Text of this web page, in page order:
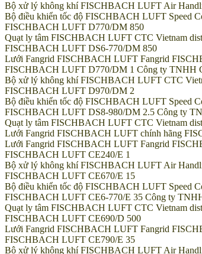
Bộ xử lý không khí FISCHBACH LUFT Air
Bộ điều khiển tốc độ FISCHBACH LUFT Speed
FISCHBACH LUFT D770/DM 850
Quạt ly tâm FISCHBACH LUFT CTC Vietnam
FISCHBACH LUFT DS6-770/DM 850
Lưới Fangrid FISCHBACH LUFT Fangrid
FISCHBACH LUFT D770/DM 1 Công ty TNHH
Bộ xử lý không khí FISCHBACH LUFT CTC
FISCHBACH LUFT D970/DM 2
Bộ điều khiển tốc độ FISCHBACH LUFT Speed
FISCHBACH LUFT DS8-980/DM 2.5 Công ty
Quạt ly tâm FISCHBACH LUFT CTC Vietnam
Lưới Fangrid FISCHBACH LUFT chính hãng
Lưới Fangrid FISCHBACH LUFT Fangrid
FISCHBACH LUFT CE240/E 1
Bộ xử lý không khí FISCHBACH LUFT Air
FISCHBACH LUFT CE670/E 15
Bộ điều khiển tốc độ FISCHBACH LUFT Speed
FISCHBACH LUFT CE6-770/E 35 Công ty
Quạt ly tâm FISCHBACH LUFT CTC Vietnam
FISCHBACH LUFT CE690/D 500
Lưới Fangrid FISCHBACH LUFT Fangrid
FISCHBACH LUFT CE790/E 35
Bộ xử lý không khí FISCHBACH LUFT Air